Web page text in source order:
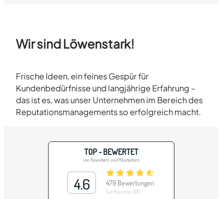
Wir sind Löwenstark!
Frische Ideen, ein feines Gespür für
Kundenbedürfnisse und langjährige Erfahrung –
das ist es, was unser Unternehmen im Bereich des
Reputationsmanagements so erfolgreich macht.